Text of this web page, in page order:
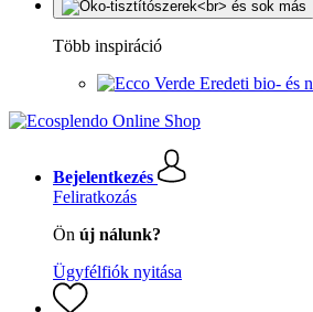
Több inspiráció
Eredeti bio- és
Bejelentkezés
Feliratkozás
Ön új nálunk?
Ügyfélfiók nyitása